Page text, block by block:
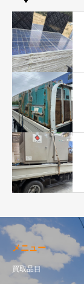
メニュー
買取品目